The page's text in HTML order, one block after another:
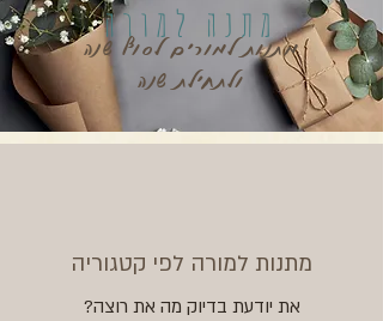
מתנה למורה
מתנות למורים לסוף שנה
ולתחילת שנה
מתנות למורה לפי קטגוריה
את יודעת בדיוק מה את רוצה?